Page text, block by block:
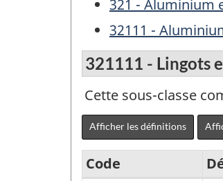
321 - Aluminium
32111 -
321111 - Lingots
Cette sous-classe
Afficher les définitions
Code